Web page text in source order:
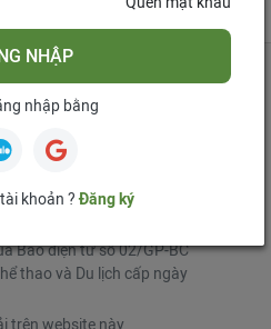
Đăng ký diễn đàn
Lê Trọng Minh
Báo điện tử số 02/GP-BC
thao và Du lịch cấp ngày
trên website này
NHẬP
nhập bằng
khoản ?Đăng ký